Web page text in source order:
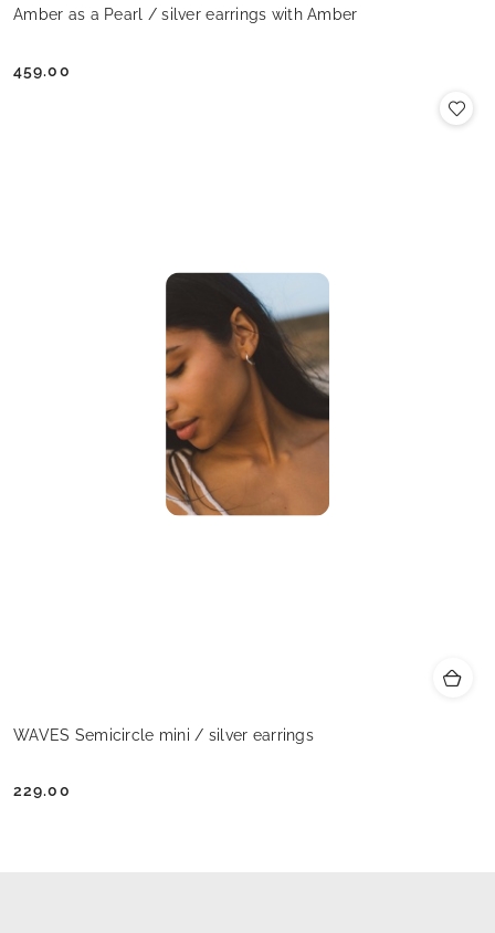
Amber as a Pearl / silver earrings with Amber
Cena:
459.00
WAVES Semicircle mini / silver earrings
Cena:
229.00